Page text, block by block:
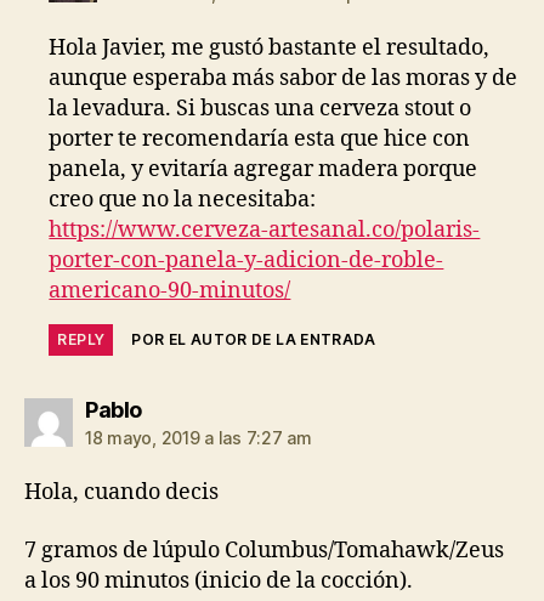
Hola Javier, me gustó bastante el resultado,
aunque esperaba más sabor de las moras y de
la levadura. Si buscas una cerveza stout o
porter te recomendaría esta que hice con
panela, y evitaría agregar madera porque
creo que no la necesitaba:
https://www.cerveza-artesanal.co/polaris-
porter-con-panela-y-adicion-de-roble-
americano-90-minutos/
REPLY POR EL AUTOR DE LA ENTRADA
Pablodice:
18 mayo, 2019 a las 7:27 am
Hola, cuando decis
7 gramos de lúpulo Columbus/Tomahawk/Zeus
a los 90 minutos (inicio de la cocción).